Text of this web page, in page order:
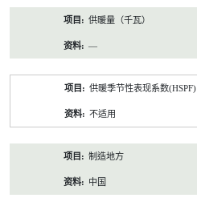
供暖量（千瓦）
—
供暖季节性表现系数(HSPF)
不适用
制造地方
中国